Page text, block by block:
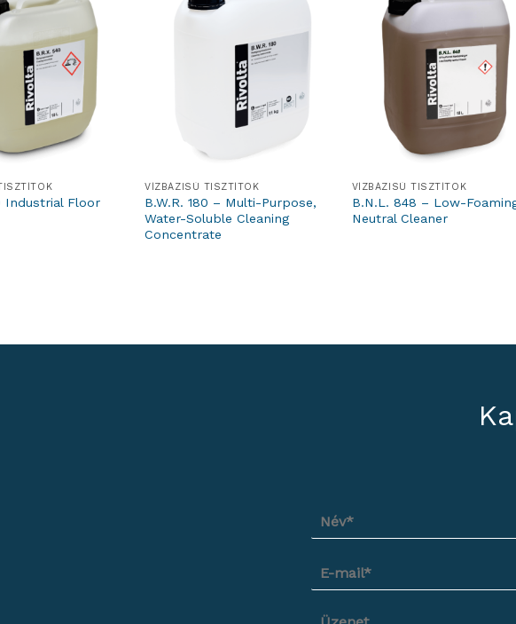
Industrial Floor
VÍZBÁZISÚ TISZTÍTÓK
B.W.R. 180 – Multi-Purpose,
Water-Soluble Cleaning
Concentrate
VÍZBÁZISÚ TISZTÍTÓK
B.N.L. 848 – Low-
Neutral Cleaner